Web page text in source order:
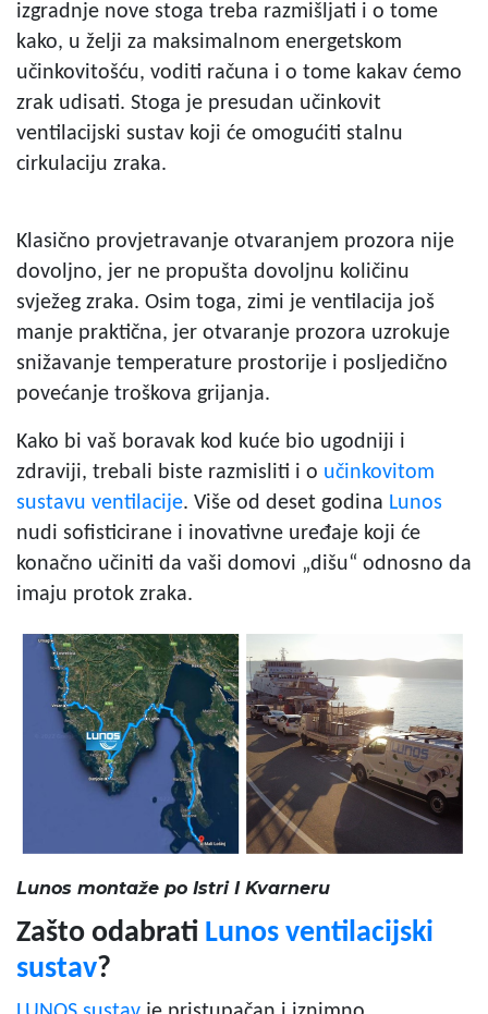
izgradnje nove stoga treba razmišljati i o tome
kako, u želji za maksimalnom energetskom
učinkovitošću, voditi računa i o tome kakav ćemo
zrak udisati. Stoga je presudan učinkovit
ventilacijski sustav koji će omogućiti stalnu
cirkulaciju zraka.
Klasično provjetravanje otvaranjem prozora nije
dovoljno, jer ne propušta dovoljnu količinu
svježeg zraka. Osim toga, zimi je ventilacija još
manje praktična, jer otvaranje prozora uzrokuje
snižavanje temperature prostorije i posljedično
povećanje troškova grijanja.
Kako bi vaš boravak kod kuće bio ugodniji i
zdraviji, trebali biste razmisliti i o učinkovitom
sustavu ventilacije. Više od deset godina Lunos
nudi sofisticirane i inovativne uređaje koji će
konačno učiniti da vaši domovi „dišu“ odnosno da
imaju protok zraka.
Lunos montaže po Istri I Kvarneru
Zašto odabrati Lunos ventilacijski
sustav?